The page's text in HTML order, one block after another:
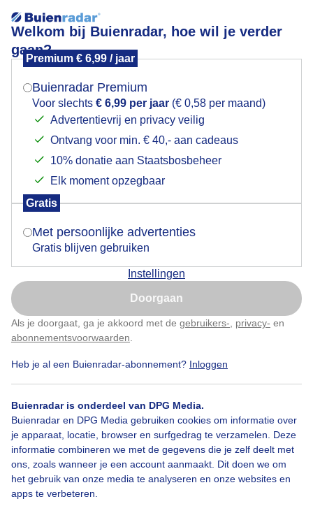
Welkom bij Buienradar, hoe wil je verder
gaan?
Premium € 6,99 / jaar
Buienradar Premium
Voor slechts € 6,99 per jaar (€ 0,58 per maand)
Advertentievrij en privacy veilig
Ontvang voor min. € 40,- aan cadeaus
10% donatie aan Staatsbosbeheer
Elk moment opzegbaar
Gratis
Met persoonlijke advertenties
Gratis blijven gebruiken
Instellingen
Doorgaan
Als je doorgaat, ga je akkoord met de gebruikers- privacy- en
abonnementsvoorwaarden
Heb je al een Buienradar-abonnement? Inloggen
Buienradar is onderdeel van DPG Media.
Buienradar en DPG Media gebruiken cookies om informatie over
je apparaat, locatie, browser en surfgedrag te verzamelen. Deze
informatie combineren we met de gegevens die je zelf deelt met
ons, zoals wanneer je een account aanmaakt. Dit doen we om
het gebruik van onze media te analyseren en onze websites en
apps te verbeteren.
Mistige start ochtend
Mistige start werkdag waar het opletten is op de weg
Door: John Wiersma Gemaakt: 01-02-2025, 64x bekeken
#dichtmist Winter
Een moment geduld aub...
Mogen we je locatie gebruiken voor het
Indien je hier nog geen akkoord op hebt gegeven,
verschijnt er zo een pop-up uit je browser waarin
Is goed, toon de popup
Nu niet, misschien later
Klik hierom dit aan te passen